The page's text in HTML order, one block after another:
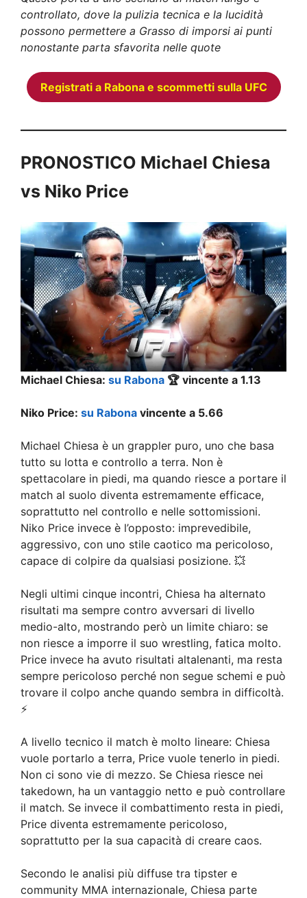
controllato, dove la pulizia tecnica e la lucidità
possono permettere a Grasso di imporsi ai punti
nonostante parta sfavorita nelle quote
Registrati a Rabona e scommetti sulla UFC
PRONOSTICO Michael Chiesa
vs Niko Price
Michael Chiesa: su Rabona 🏆 vincente a 1.13
Niko Price: su Rabona vincente a 5.66
Michael Chiesa è un grappler puro, uno che basa
tutto su lotta e controllo a terra. Non è
spettacolare in piedi, ma quando riesce a portare il
match al suolo diventa estremamente efficace,
soprattutto nel controllo e nelle sottomissioni.
Niko Price invece è l’opposto: imprevedibile,
aggressivo, con uno stile caotico ma pericoloso,
capace di colpire da qualsiasi posizione. 💥
Negli ultimi cinque incontri, Chiesa ha alternato
risultati ma sempre contro avversari di livello
medio-alto, mostrando però un limite chiaro: se
non riesce a imporre il suo wrestling, fatica molto.
Price invece ha avuto risultati altalenanti, ma resta
sempre pericoloso perché non segue schemi e può
trovare il colpo anche quando sembra in difficoltà.
⚡
A livello tecnico il match è molto lineare: Chiesa
vuole portarlo a terra, Price vuole tenerlo in piedi.
Non ci sono vie di mezzo. Se Chiesa riesce nei
takedown, ha un vantaggio netto e può controllare
il match. Se invece il combattimento resta in piedi,
Price diventa estremamente pericoloso,
soprattutto per la sua capacità di creare caos.
Secondo le analisi più diffuse tra tipster e
community MMA internazionale, Chiesa parte